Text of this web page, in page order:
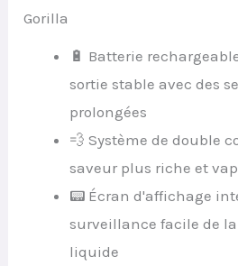
Gorilla
🔋 Batterie
sortie stable avec des
prolongées
💨 Système de double
saveur plus riche et
📟 Écran d'affichage
surveillance facile de
liquide